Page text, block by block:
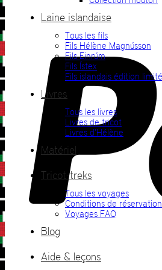
Laine islandaise
Tous les fils
Fils Hélène Magnússon
Fils Einrúm
Fils Ístex
Fils islandais édition
Livres
Tous les livres
Livres de tricot
Livres d’Hélène
Matériel
Tricot-treks
Tous les voyages
Conditions de
Voyages FAQ
Blog
Aide & leçons